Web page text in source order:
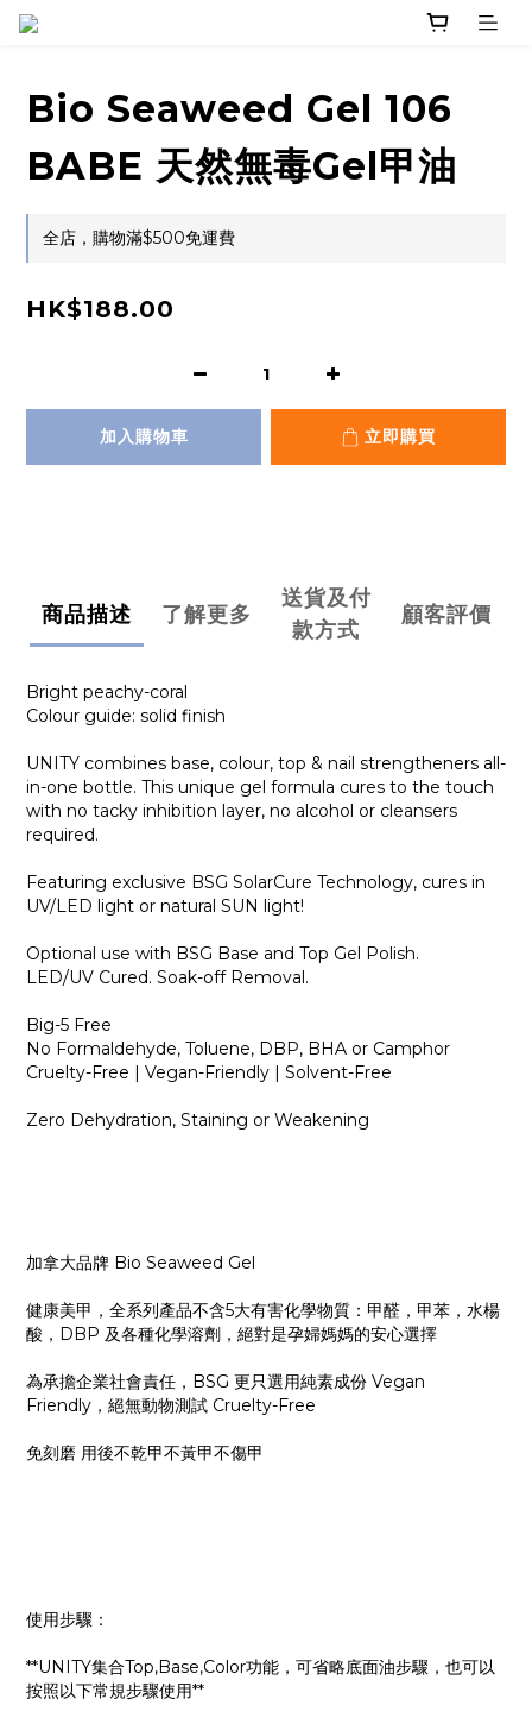
Bio Seaweed Gel 106
BABE 天然無毒Gel甲油
全店，購物滿$500免運費
HK$188.00
加入購物車 立即購買
商品描述 了解更多
送貨及付
款方式
顧客評價
Bright peachy-coral
Colour guide: solid finish
UNITY combines base, colour, top & nail strengtheners all-
in-one bottle. This unique gel formula cures to the touch
with no tacky inhibition layer, no alcohol or cleansers
required.
Featuring exclusive BSG SolarCure Technology, cures in
UV/LED light or natural SUN light!
Optional use with BSG Base and Top Gel Polish.
LED/UV Cured. Soak-off Removal.
Big-5 Free
No Formaldehyde, Toluene, DBP, BHA or Camphor
Cruelty-Free | Vegan-Friendly | Solvent-Free
Zero Dehydration, Staining or Weakening
加拿大品牌 Bio Seaweed Gel
健康美甲，全系列產品不含5大有害化學物質：甲醛，甲苯，水楊
酸，DBP 及各種化學溶劑，絕對是孕婦媽媽的安心選擇
為承擔企業社會責任，BSG 更只選用純素成份 Vegan
Friendly，絕無動物測試 Cruelty-Free
免刻磨 用後不乾甲不黃甲不傷甲
使用步驟：
**UNITY集合Top,Base,Color功能，可省略底面油步驟，也可以
按照以下常規步驟使用**